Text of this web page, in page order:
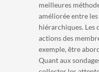
meilleures
améliorée entre
hiérarchiques. Les
actions des
exemple, être
Quant aux